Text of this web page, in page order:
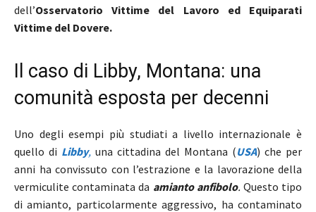
dell’Osservatorio Vittime del Lavoro ed Equiparati
Vittime del Dovere.
Il caso di Libby, Montana: una
comunità esposta per decenni
Uno degli esempi più studiati a livello internazionale è
quello di Libby, una cittadina del Montana (USA) che per
anni ha convissuto con l’estrazione e la lavorazione della
vermiculite contaminata da amianto anfibolo. Questo tipo
di amianto, particolarmente aggressivo, ha contaminato